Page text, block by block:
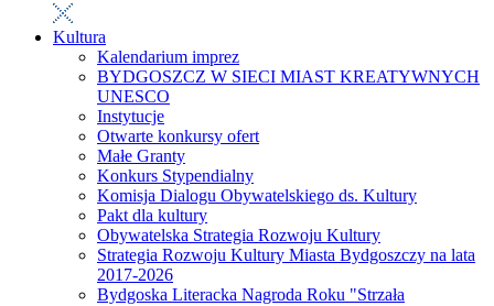
Kultura
Kalendarium imprez
BYDGOSZCZ W SIECI MIAST KREATYWNYCH
UNESCO
Instytucje
Otwarte konkursy ofert
Małe Granty
Konkurs Stypendialny
Komisja Dialogu Obywatelskiego ds. Kultury
Pakt dla kultury
Obywatelska Strategia Rozwoju Kultury
Strategia Rozwoju Kultury Miasta Bydgoszczy na lata
2017-2026
Bydgoska Literacka Nagroda Roku "Strzała